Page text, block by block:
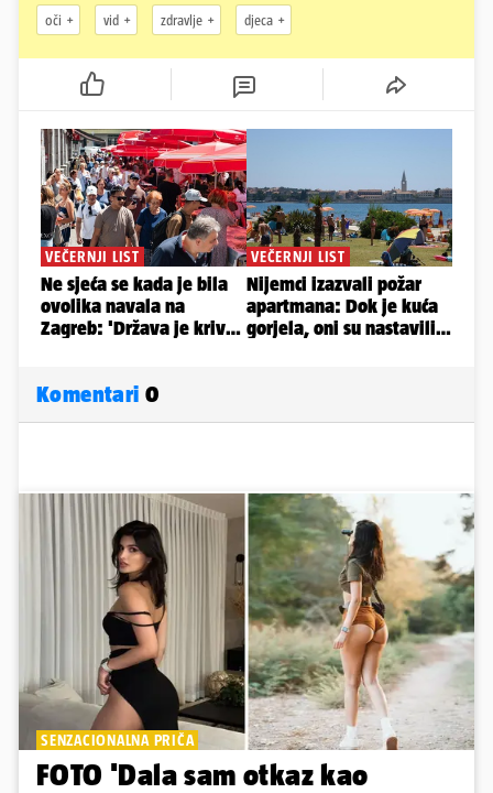
oči vid zdravlje djeca
Komentari 0
SENZACIONALNA PRIČA
FOTO 'Dala sam otkaz kao